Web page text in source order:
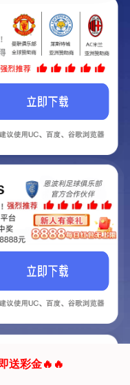
啦...
建设.
网站.